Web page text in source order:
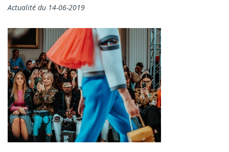
Actualité du 14-06-2019